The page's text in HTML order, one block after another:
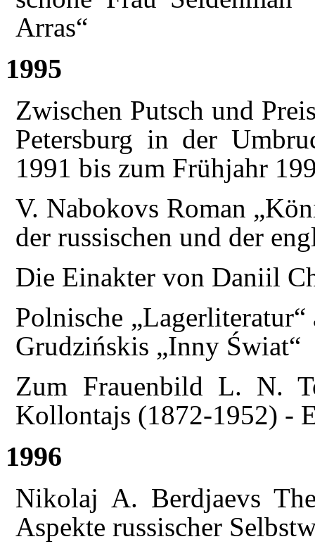
Arras“
1995
Zwischen Putsch und
Petersburg in der
1991 bis zum Frühjahr
V. Nabokovs Roman
der russischen und der
Die Einakter von Daniil
Polnische
Grudzińskis „Inny Świat“
Zum Frauenbild L. N.
Kollontajs (1872-1952) -
1996
Nikolaj A. Berdjaevs
Aspekte russischer